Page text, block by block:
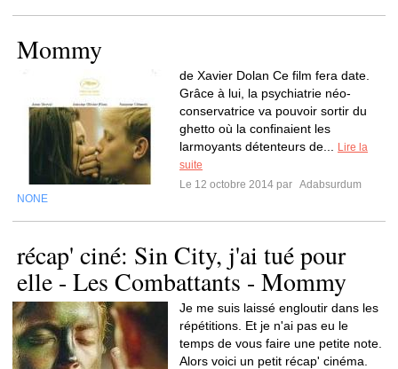
Mommy
de Xavier Dolan Ce film fera date.
Grâce à lui, la psychiatrie néo-
conservatrice va pouvoir sortir du
ghetto où la confinaient les
larmoyants détenteurs de...
Lire la
suite
Le 12 octobre 2014 par Adabsurdum
NONE
récap' ciné: Sin City, j'ai tué pour
elle - Les Combattants - Mommy
Je me suis laissé engloutir dans les
répétitions. Et je n'ai pas eu le
temps de vous faire une petite note.
Alors voici un petit récap' cinéma.